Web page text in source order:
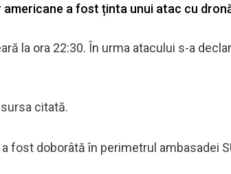
a fost ținta unui atac cu
la ora 22:30. În urma atacului s-a
citată.
fost doborâtă în perimetrul ambasadei